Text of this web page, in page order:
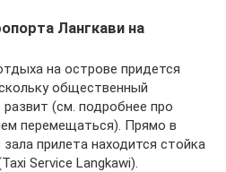
Лангкави на
на острове придется
общественный
(см. подробнее про
перемещаться). Прямо в
прилета находится стойка
Service Langkawi).